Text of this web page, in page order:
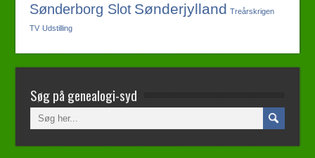
Sønderborg Slot Sønderjylland Treårskrigen
TV Udstilling
Søg på genealogi-syd